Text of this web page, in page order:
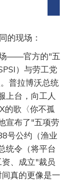
的现场：
场——官方的"五
）与劳工党
普拉博沃总统
上台，向工人
的歌〈你不孤
宣布了"五项劳
号公约（渔业
统令（将平台
、成立"裁员
真的更像是一